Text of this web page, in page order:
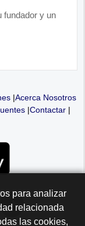
fundador y un
|Acerca Nosotros
|Contactar|
para analizar
relacionada
las cookies,